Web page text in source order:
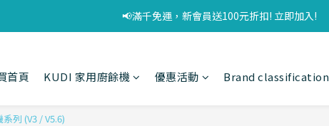
📢滿千免運，新會員送100元折扣! 立即加入!
首頁 KUDI 家用廚餘機 優惠活動 Brand classification
列 (V3 / V5.6)